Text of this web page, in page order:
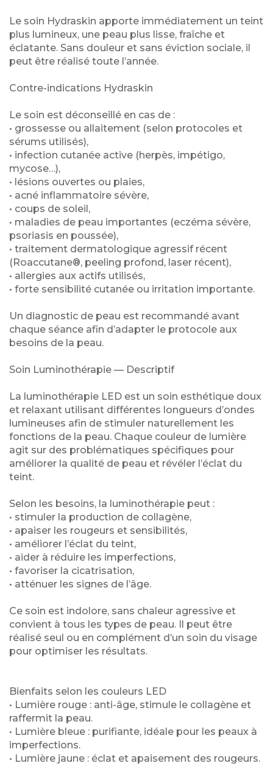
Le soin Hydraskin apporte immédiatement un teint
plus lumineux, une peau plus lisse, fraîche et
éclatante. Sans douleur et sans éviction sociale, il
peut être réalisé toute l’année.
Contre-indications Hydraskin
Le soin est déconseillé en cas de :
• grossesse ou allaitement (selon protocoles et
sérums utilisés),
• infection cutanée active (herpès, impétigo,
mycose…),
• lésions ouvertes ou plaies,
• acné inflammatoire sévère,
• coups de soleil,
• maladies de peau importantes (eczéma sévère,
psoriasis en poussée),
• traitement dermatologique agressif récent
(Roaccutane®, peeling profond, laser récent),
• allergies aux actifs utilisés,
• forte sensibilité cutanée ou irritation importante.
Un diagnostic de peau est recommandé avant
chaque séance afin d’adapter le protocole aux
besoins de la peau.
Soin Luminothérapie — Descriptif
La luminothérapie LED est un soin esthétique doux
et relaxant utilisant différentes longueurs d’ondes
lumineuses afin de stimuler naturellement les
fonctions de la peau. Chaque couleur de lumière
agit sur des problématiques spécifiques pour
améliorer la qualité de peau et révéler l’éclat du
teint.
Selon les besoins, la luminothérapie peut :
• stimuler la production de collagène,
• apaiser les rougeurs et sensibilités,
• améliorer l’éclat du teint,
• aider à réduire les imperfections,
• favoriser la cicatrisation,
• atténuer les signes de l’âge.
Ce soin est indolore, sans chaleur agressive et
convient à tous les types de peau. Il peut être
réalisé seul ou en complément d’un soin du visage
pour optimiser les résultats.
Bienfaits selon les couleurs LED
• Lumière rouge : anti-âge, stimule le collagène et
raffermit la peau.
• Lumière bleue : purifiante, idéale pour les peaux à
imperfections.
• Lumière jaune : éclat et apaisement des rougeurs.